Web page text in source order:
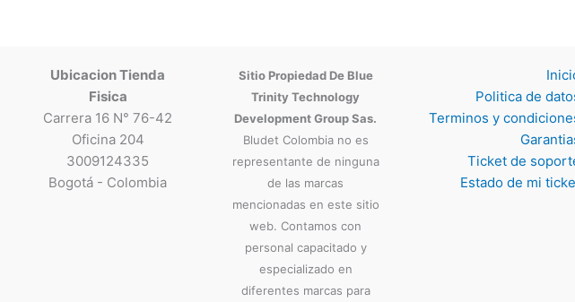
Ubicacion Tienda
Fisica
Carrera 16 N° 76-42
Oficina 204
3009124335
Bogotá - Colombia
Sitio Propiedad De Blue
Trinity Technology
Development Group Sas.
Bludet Colombia no es
representante de ninguna
de las marcas
mencionadas en este sitio
web. Contamos con
personal capacitado y
especializado en
diferentes marcas para
Inicio
Politica de datos
Terminos y
condiciones
Garantias
Ticket de soporte